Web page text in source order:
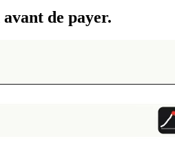
avant de payer.